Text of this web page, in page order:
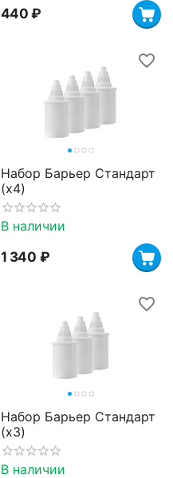
‍440‍ ₽
Набор Барьер Стандарт
(х4)
В наличии
1 340 ₽
Набор Барьер Стандарт
(х3)
В наличии